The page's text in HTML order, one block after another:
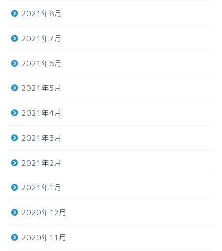
2021年8月
2021年7月
2021年6月
2021年5月
2021年4月
2021年3月
2021年2月
2021年1月
2020年12月
2020年11月